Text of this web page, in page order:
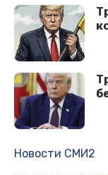
Новости СМИ2